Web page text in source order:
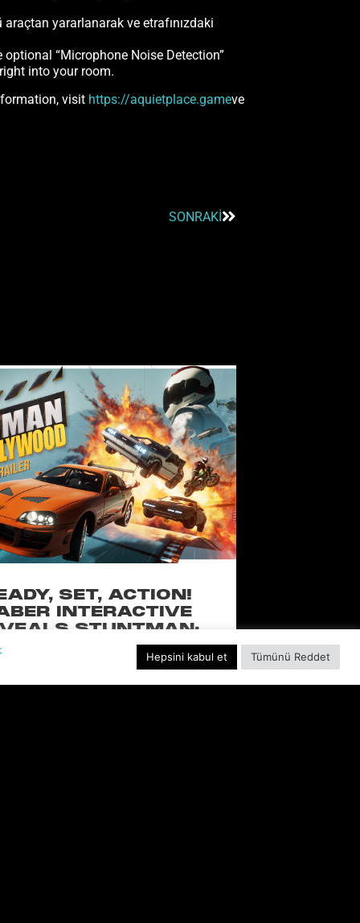
araçtan yararlanarak ve etrafınızdaki
“Microphone Noise Detection”
into your room.
visit https://aquietplace.gameve
SONRAKI
SET, ACTION!
INTERACTIVE
STUNTMAN:
A THRILLING
RIDE FROM THE
Hepsini kabul et Tümünü Reddet